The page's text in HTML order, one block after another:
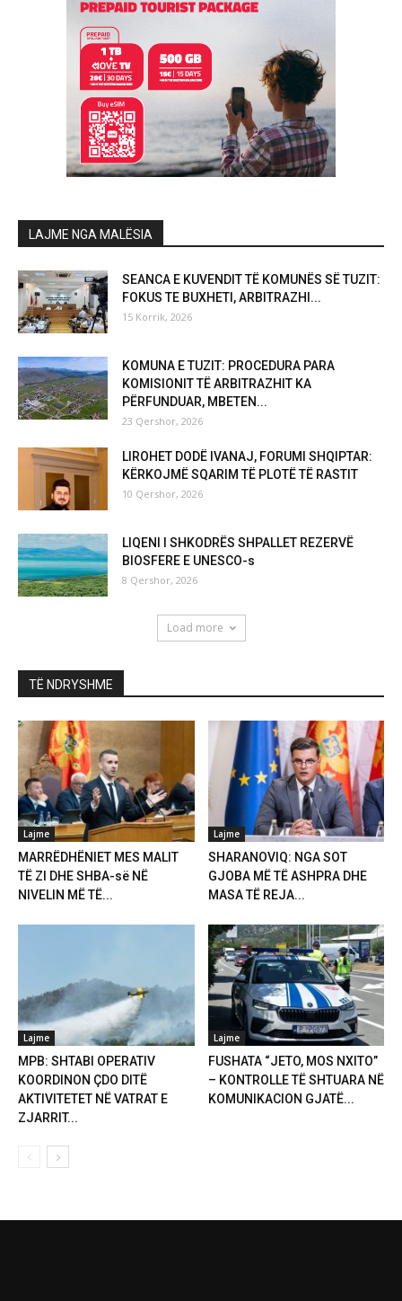
LAJME NGA MALËSIA
SEANCA E KUVENDIT TË KOMUNËS SË TUZIT:
FOKUS TE BUXHETI, ARBITRAZHI...
15 Korrik, 2026
KOMUNA E TUZIT: PROCEDURA PARA
KOMISIONIT TË ARBITRAZHIT KA
PËRFUNDUAR, MBETEN...
23 Qershor, 2026
LIROHET DODË IVANAJ, FORUMI SHQIPTAR:
KËRKOJMË SQARIM TË PLOTË TË RASTIT
10 Qershor, 2026
LIQENI I SHKODRËS SHPALLET REZERVË
BIOSFERE E UNESCO-s
8 Qershor, 2026
Load more
TË NDRYSHME
Lajme
MARRËDHËNIET MES MALIT
TË ZI DHE SHBA-së NË
NIVELIN MË TË...
Lajme
SHARANOVIQ: NGA SOT
GJOBA MË TË ASHPRA DHE
MASA TË REJA...
Lajme
MPB: SHTABI OPERATIV
KOORDINON ÇDO DITË
AKTIVITETET NË VATRAT E
ZJARRIT...
Lajme
FUSHATA “JETO, MOS NXITO”
– KONTROLLE TË SHTUARA NË
KOMUNIKACION GJATË...